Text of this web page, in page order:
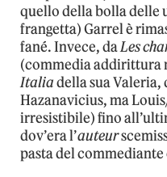
quello della bolla delle
frangetta) Garrel è
fané. Invece, daLes
(commedia addirittura
Italiadella sua Valeria,
Hazanavicius, ma
irresistibile) fino
dov’era l’auteur
pasta del